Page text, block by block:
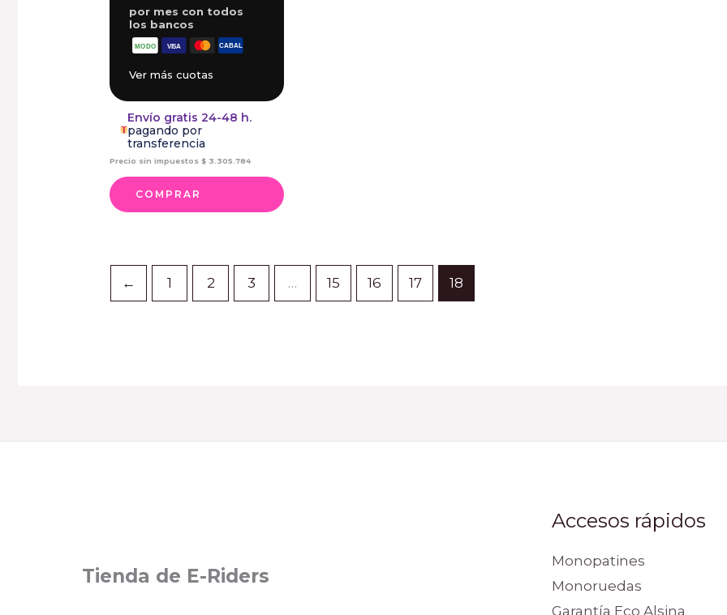
por mes con todos
los bancos
Ver más cuotas
Envío gratis 24-48 h.
pagando por
transferencia
Precio sin impuestos$ 3.305.784
COMPRAR
← 1 2 3 … 15 16 17 18
Tienda de E-Riders
Accesos rápidos
Monopatines
Monoruedas
Garantía Eco Alsina